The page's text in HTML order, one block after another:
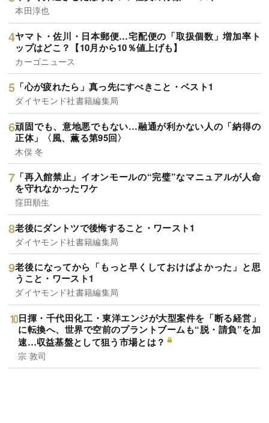
本田淳也
ヤマト・佐川・日本郵便…宅配便の「取扱個数」増加率ト
ップはどこ？【10月から10％値上げも】
カーゴニュース
「心が疲れたら」真っ先にすべきこと・ベスト1
ダイヤモンド社書籍編集局
頑固でも、意地悪でもない…融通が利かない人の「納得の
正体」〈風、薫る第95回〉
木俣 冬
「再入館禁止」イオンモールの“完璧”なマニュアルが人命
を守れなかったワケ
窪田順生
老後にダントツで後悔すること・ワースト1
ダイヤモンド社書籍編集局
老後になってから「もっと早くしておけばよかった」と思
うこと・ワースト1
ダイヤモンド社書籍編集局
日揮・千代田化工・東洋エンジが大型案件を「断る経営」
に転換へ、世界で空前のプラントブームも“脱・請負”を加
速…収益基盤として狙う市場とは？
宗 敦司